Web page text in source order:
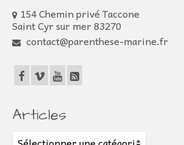
154 Chemin privé Taccone
Saint Cyr sur mer 83270
contact@parenthese-marine.fr
Articles
Articles